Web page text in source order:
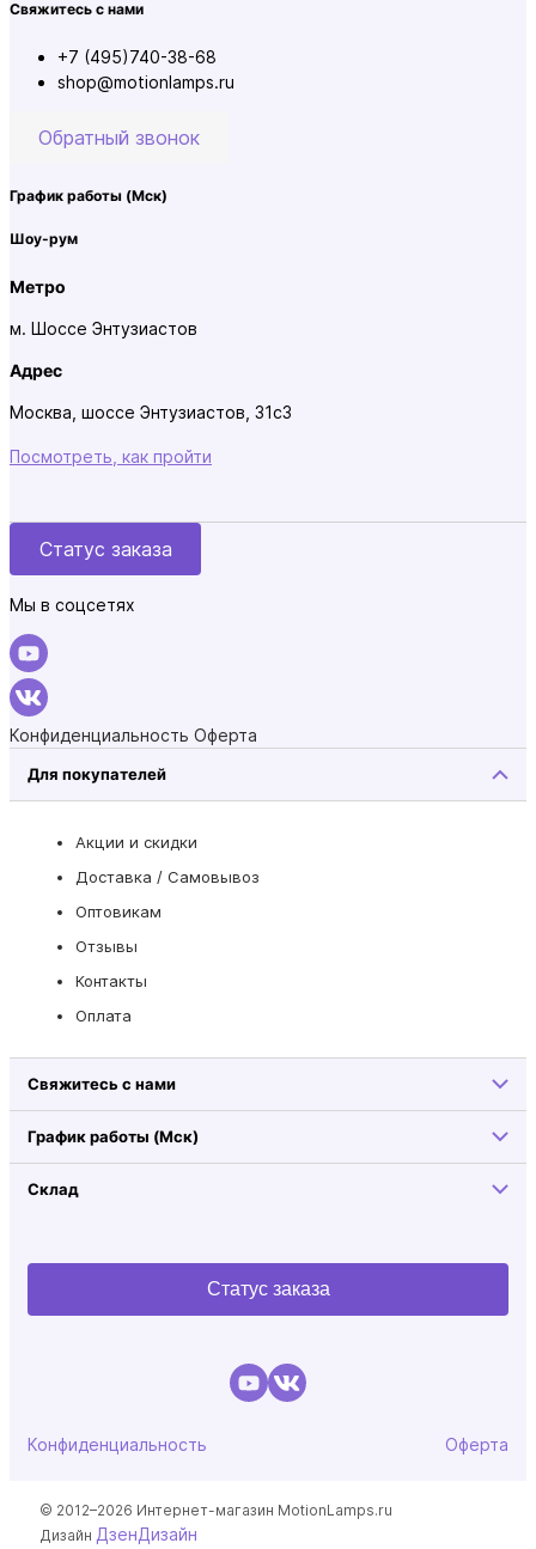
Свяжитесь с нами
+7 (495)740-38-68
shop@motionlamps.ru
Обратный звонок
График работы (Мск)
Шоу-рум
Метро
м. Шоссе Энтузиастов
Адрес
Москва, шоссе Энтузиастов, 31с3
Посмотреть, как пройти
Статус заказа
Мы в соцсетях
Конфиденциальность Оферта
Для покупателей
Акции и скидки
Доставка / Самовывоз
Оптовикам
Отзывы
Контакты
Оплата
Свяжитесь с нами
График работы (Мск)
Склад
Статус заказа
Конфиденциальность Оферта
© 2012–2026 Интернет-магазин MotionLamps.ru
Дизайн ДзенДизайн